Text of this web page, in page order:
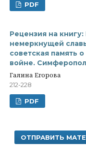
PDF
Рецензия на
немеркнущей
советская память
войне.
Галина Егорова
212-228
PDF
ОТПРАВИТЬ